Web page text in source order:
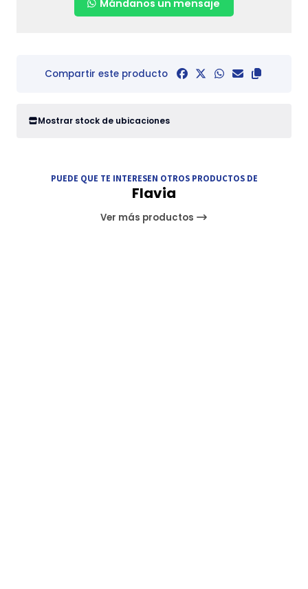
Mándanos un mensaje
Compartir este producto
Mostrar stock de ubicaciones
PUEDE QUE TE INTERESEN OTROS PRODUCTOS DE
Flavia
Ver más productos